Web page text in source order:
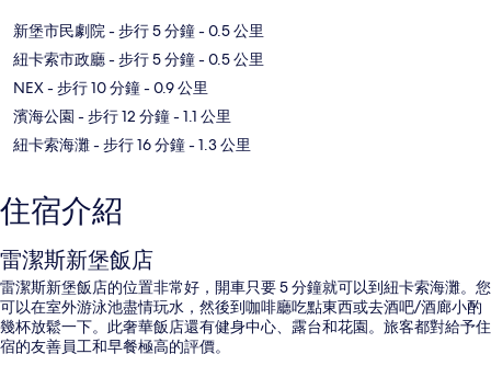
新堡市民劇院- 步行 5 分鐘- 0.5 公里
紐卡索市政廳- 步行 5 分鐘- 0.5 公里
NEX- 步行 10 分鐘- 0.9 公里
濱海公園 - 步行 12 分鐘- 1.1 公里
紐卡索海灘- 步行 16 分鐘- 1.3 公里
住宿介紹
雷潔斯新堡飯店
雷潔斯新堡飯店的位置非常好，開車只要 5 分鐘就可以到紐卡索海灘。您
可以在室外游泳池盡情玩水，然後到咖啡廳吃點東西或去酒吧/酒廊小酌
幾杯放鬆一下。此奢華飯店還有健身中心、露台和花園。旅客都對給予住
宿的友善員工和早餐極高的評價。